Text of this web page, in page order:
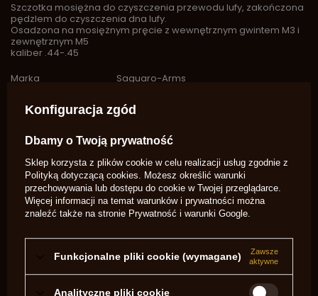
Szczotka mosiężna do czyszczenia przewodu lufy, zakończona
pędzlem do czyszczenia dna lufy.
Osadzona na mosiężnym pręcie z wewnętrznym gwintem M3 i
zewnętrznym M5
kaliber .44-.45
Marka
Saguaro-Arms
Potrzebujesz pomocy? Masz pytania?
Zadaj pytanie a my odpowiemy
niezwłocznie, najciekawsze pytania i
odpowiedzi publikując dla innych.
NAPISZ SWOJĄ OPINIĘ
5/5
Konfiguracja zgód
Dbamy o Twoją prywatność
Sklep korzysta z plików cookie w celu realizacji usług zgodnie z
Polityką dotyczącą cookies. Możesz określić warunki
przechowywania lub dostępu do cookie w Twojej przeglądarce.
Więcej informacji na temat warunków i prywatności można
znaleźć także na stronie Prywatność i warunki Google.
Funkcjonalne pliki cookie (wymagane)
Zawsze
aktywne
Analityczne pliki cookie